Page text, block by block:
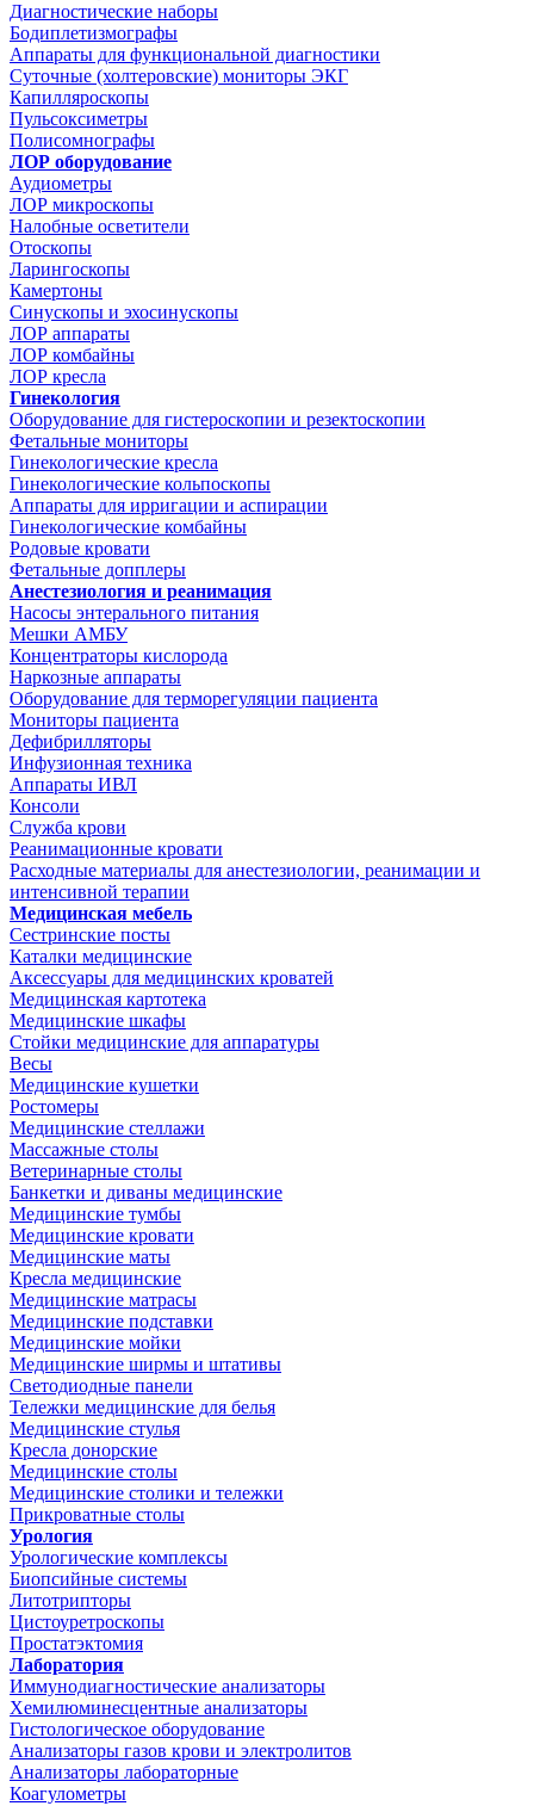
Диагностические наборы
Бодиплетизмографы
Аппараты для функциональной диагностики
Суточные (холтеровские) мониторы ЭКГ
Капилляроскопы
Пульсоксиметры
Полисомнографы
ЛОР оборудование
Аудиометры
ЛОР микроскопы
Налобные осветители
Отоскопы
Ларингоскопы
Камертоны
Синускопы и эхосинускопы
ЛОР аппараты
ЛОР комбайны
ЛОР кресла
Гинекология
Оборудование для гистероскопии и резектоскопии
Фетальные мониторы
Гинекологические кресла
Гинекологические кольпоскопы
Аппараты для ирригации и аспирации
Гинекологические комбайны
Родовые кровати
Фетальные допплеры
Анестезиология и реанимация
Насосы энтерального питания
Мешки АМБУ
Концентраторы кислорода
Наркозные аппараты
Оборудование для терморегуляции пациента
Мониторы пациента
Дефибрилляторы
Инфузионная техника
Аппараты ИВЛ
Консоли
Служба крови
Реанимационные кровати
Расходные материалы для анестезиологии, реанимации и
интенсивной терапии
Медицинская мебель
Сестринские посты
Каталки медицинские
Аксессуары для медицинских кроватей
Медицинская картотека
Медицинские шкафы
Стойки медицинские для аппаратуры
Весы
Медицинские кушетки
Ростомеры
Медицинские стеллажи
Массажные столы
Ветеринарные столы
Банкетки и диваны медицинские
Медицинские тумбы
Медицинские кровати
Медицинские маты
Кресла медицинские
Медицинские матрасы
Медицинские подставки
Медицинские мойки
Медицинские ширмы и штативы
Светодиодные панели
Тележки медицинские для белья
Медицинские стулья
Кресла донорские
Медицинские столы
Медицинские столики и тележки
Прикроватные столы
Урология
Урологические комплексы
Биопсийные системы
Литотрипторы
Цистоуретроскопы
Простатэктомия
Лаборатория
Иммунодиагностические анализаторы
Хемилюминесцентные анализаторы
Гистологическое оборудование
Анализаторы газов крови и электролитов
Анализаторы лабораторные
Коагулометры